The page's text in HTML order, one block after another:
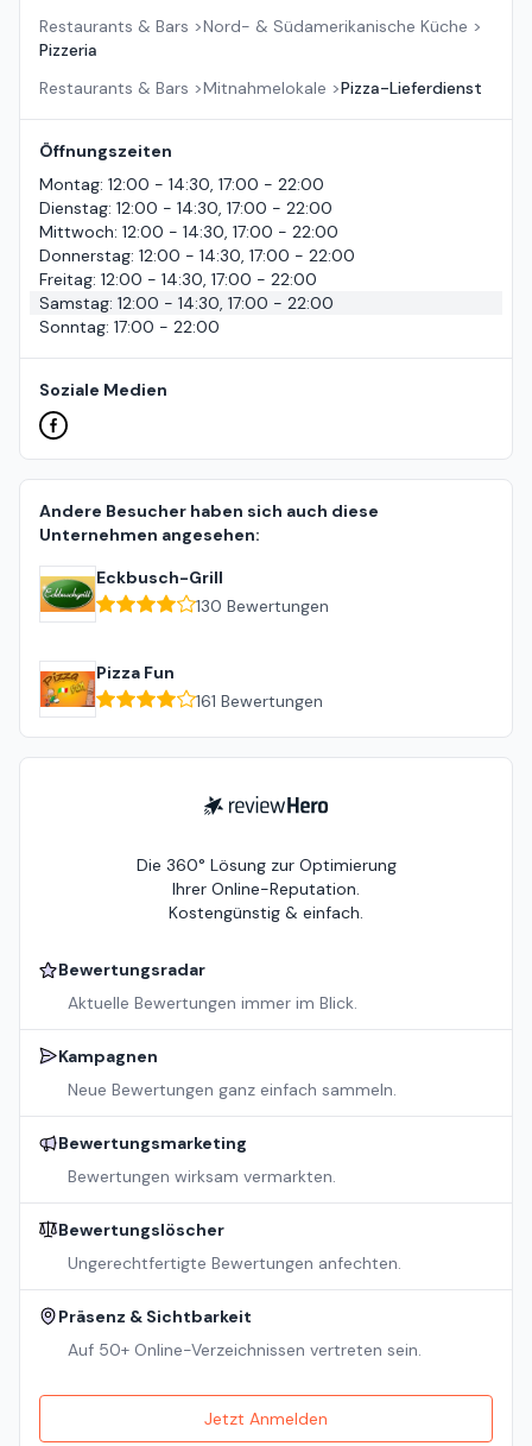
Restaurants & Bars >Nord- & Südamerikanische Küche >
Pizzeria
Restaurants & Bars >Mitnahmelokale >Pizza-Lieferdienst
Öffnungszeiten
Montag: 12:00 - 14:30, 17:00 - 22:00
Dienstag: 12:00 - 14:30, 17:00 - 22:00
Mittwoch: 12:00 - 14:30, 17:00 - 22:00
Donnerstag: 12:00 - 14:30, 17:00 - 22:00
Freitag: 12:00 - 14:30, 17:00 - 22:00
Samstag: 12:00 - 14:30, 17:00 - 22:00
Sonntag: 17:00 - 22:00
Soziale Medien
Andere Besucher haben sich auch diese
Unternehmen angesehen:
Eckbusch-Grill
130 Bewertungen
Pizza Fun
161 Bewertungen
ReviewHero
Die 360° Lösung zur Optimierung
Ihrer Online-Reputation.
Kostengünstig & einfach.
Bewertungsradar
Aktuelle Bewertungen immer im Blick.
Kampagnen
Neue Bewertungen ganz einfach sammeln.
Bewertungsmarketing
Bewertungen wirksam vermarkten.
Bewertungslöscher
Ungerechtfertigte Bewertungen anfechten.
Präsenz & Sichtbarkeit
Auf 50+ Online-Verzeichnissen vertreten sein.
Jetzt Anmelden